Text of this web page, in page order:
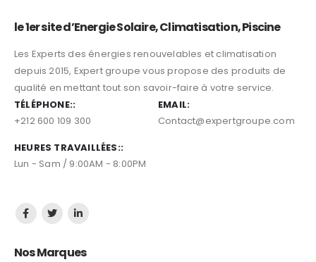
le 1er site d’Energie Solaire, Climatisation, Piscine
Les Experts des énergies renouvelables et climatisation
depuis 2015, Expert groupe vous propose des produits de
qualité en mettant tout son savoir-faire à votre service.
TÉLÉPHONE::
+212 600 109 300
EMAIL:
Contact@expertgroupe.com
HEURES TRAVAILLÉES::
Lun - Sam / 9:00AM - 8:00PM
Nos Marques